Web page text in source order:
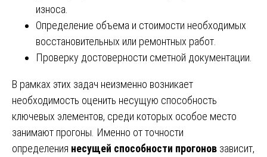
износа.
Определение объема и стоимости необходимых
восстановительных или ремонтных работ.
Проверку достоверности сметной документации.
В рамках этих задач неизменно возникает
необходимость оценить несущую способность
ключевых элементов, среди которых особое место
занимают прогоны. Именно от точности
определения несущей способности прогонов зависит,